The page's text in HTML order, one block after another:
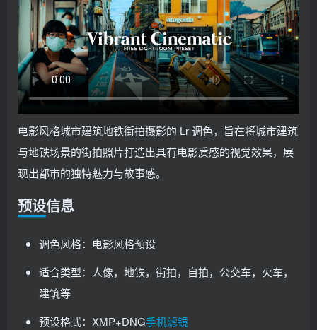
电影风格城市建筑地铁街拍摄影的 Lr 调色，旨在将城市建筑
与地铁场景的街拍照片打造出具有电影质感的视觉效果，展
现出都市的独特魅力与故事感。
预设信息
调色风格：电影风格预设
适合类型：人像，地铁，街拍，自拍，公交车，火车，
建筑等
预设格式：XMP+DNG手机滤镜